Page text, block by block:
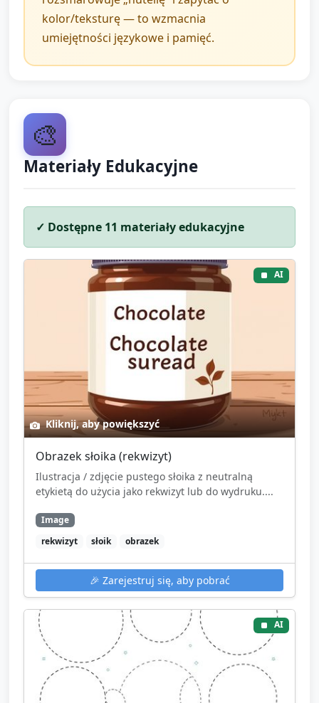
rymowance.
Krótkie podsumowanie: każde dziecko pokazuje
swój placek i mówi jedno słowo o nim (np. „gładki”,
Pożegnanie piosenką, przypomnienie ulubionego
odpowiedzi).
kolor/teksturę — to wzmacnia
umiejętności językowe i pamięć.
🎨
Materiały Edukacyjne
✓ Dostępne 11 materiały edukacyjne
AI
Kliknij, aby powiększyć
Obrazek słoika (rekwizyt)
Ilustracja / zdjęcie pustego słoika z neutralną
etykietą do użycia jako rekwizyt lub do wydruku....
Image
rekwizyt
słoik obrazek
🎉 Zarejestruj się, aby pobrać
AI